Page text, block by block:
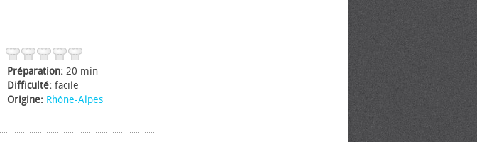
Préparation: 20 min
Difficulté: facile
Origine: Rhône-Alpes